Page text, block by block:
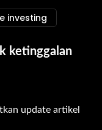
investing
ketinggalan
update artikel